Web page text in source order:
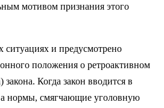
мотивом признания этого
ситуациях и предусмотрено
положения о ретроактивном
закона. Когда закон вводится в
а нормы, смягчающие уголовную